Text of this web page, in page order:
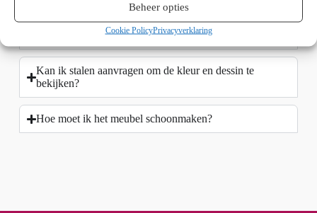
Beheer opties
Cookie PolicyPrivacyverklaring
Wat is de levertijd?
Kan ik stalen aanvragen om de kleur en dessin te
bekijken?
Hoe moet ik het meubel schoonmaken?